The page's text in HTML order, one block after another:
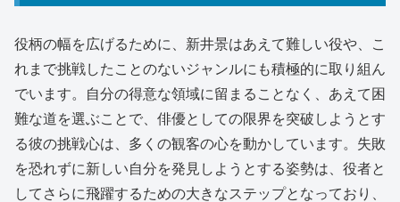
役柄の幅を広げるために、新井景はあえて難しい役や、こ
れまで挑戦したことのないジャンルにも積極的に取り組ん
でいます。自分の得意な領域に留まることなく、あえて困
難な道を選ぶことで、俳優としての限界を突破しようとす
る彼の挑戦心は、多くの観客の心を動かしています。失敗
を恐れずに新しい自分を発見しようとする姿勢は、役者と
してさらに飛躍するための大きなステップとなっており、